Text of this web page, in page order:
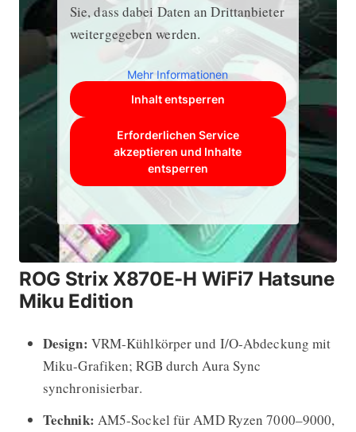
Sie, dass dabei Daten an Drittanbieter
weitergegeben werden.
Mehr Informationen
Inhalt entsperren
Erforderlichen Service
akzeptieren und Inhalte
entsperren
ROG Strix X870E-H WiFi7 Hatsune
Miku Edition
Design: VRM-Kühlkörper und I/O-Abdeckung mit
Miku-Grafiken; RGB durch Aura Sync
synchronisierbar.
Technik: AM5-Sockel für AMD Ryzen 7000–9000,